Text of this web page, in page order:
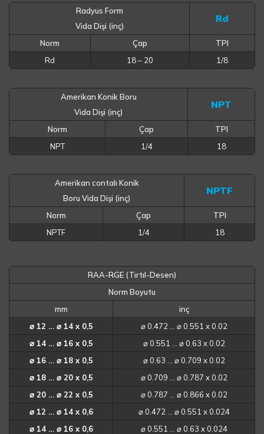
Radyus Form
Vida Dişi (inç)
Rd
Norm Çap
TPI
Rd
18 – 20 1/8
Amerikan Konik Boru
Vida Dişi (inç)
NPT
Norm Çap
TPI
NPT
1/4 18
Amerikan contalı Konik
Boru Vida Dişi (inç)
NPTF
Norm Çap
TPI
NPTF
1/4 18
RAA-RGE (Tırtıl-Desen)
Norm Boyutu
mm
inç
⌀ 12 … ⌀ 14 x 0,5
⌀ 0.472 … ⌀ 0.551 x 0.02
⌀ 14 … ⌀ 16 x 0,5
⌀ 0.551 … ⌀ 0.63 x 0.02
⌀ 16 … ⌀ 18 x 0,5
⌀ 0.63 … ⌀ 0.709 x 0.02
⌀ 18 … ⌀ 20 x 0,5
⌀ 0.709 … ⌀ 0.787 x 0.02
⌀ 20 … ⌀ 22 x 0,5
⌀ 0.787 … ⌀ 0.866 x 0.02
⌀ 12 … ⌀ 14 x 0,6
⌀ 0.472 … ⌀ 0.551 x 0.024
⌀ 14 … ⌀ 16 x 0,6
⌀ 0.551 … ⌀ 0.63 x 0.024